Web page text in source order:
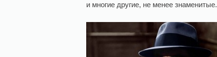
и многие другие, не менее знаменитые.